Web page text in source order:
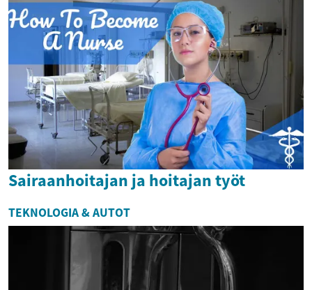
Sairaanhoitajan ja hoitajan työt
TEKNOLOGIA & AUTOT